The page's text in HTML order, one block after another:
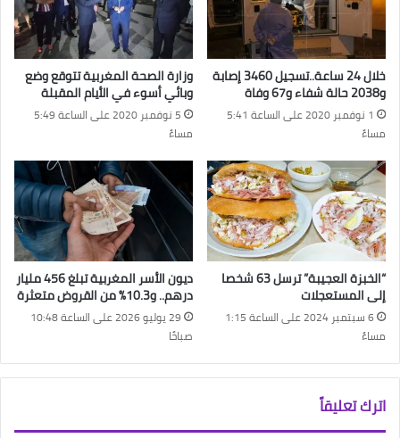
خلال 24 ساعة..تسجيل 3460 إصابة
و2038 حالة شفاء و67 وفاة
1 نوفمبر 2020 على الساعة 5:41
مساءً
وزارة الصحة المغربية تتوقع وضع
وبائي أسوء في الأيام المقبلة
5 نوفمبر 2020 على الساعة 5:49
مساءً
“الخبزة العجيبة” ترسل 63 شخصا
إلى المستعجلات
6 سبتمبر 2024 على الساعة 1:15
مساءً
ديون الأسر المغربية تبلغ 456 مليار
درهم.. و10.3% من القروض متعثرة
29 يوليو 2026 على الساعة 10:48
صباحًا
اترك تعليقاً